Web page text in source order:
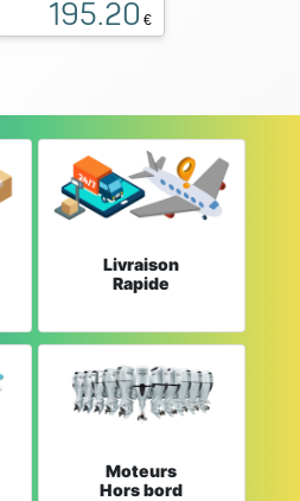
195.20 €
Livraison
Rapide
Moteurs
Hors bord